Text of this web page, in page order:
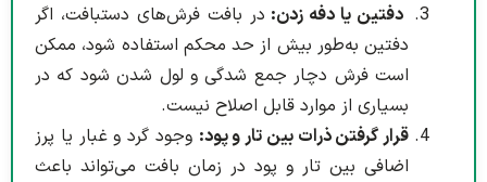
دفتین یا دفه زدن: در بافت فرش‌های دستبافت، اگر
دفتین به‌طور بیش از حد محکم استفاده شود، ممکن
است فرش دچار جمع شدگی و لول شدن شود که در
بسیاری از موارد قابل اصلاح نیست.
قرار گرفتن ذرات بین تار و پود: وجود گرد و غبار یا پرز
اضافی بین تار و پود در زمان بافت می‌تواند باعث